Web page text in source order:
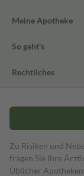
Meine Apotheke
So geht's
Rechtliches
Zu Risiken und
fragen Sie Ihre
Üblicher